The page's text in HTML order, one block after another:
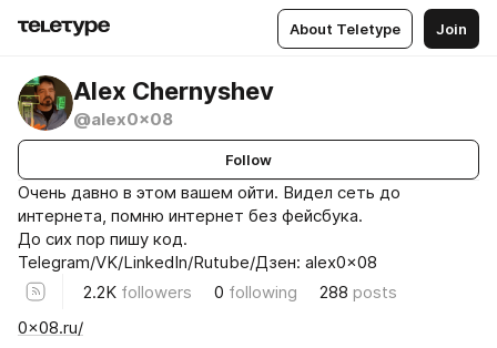
About Teletype Join
Alex Chernyshev
@alex0x08
Follow
Очень давно в этом вашем ойти. Видел сеть до
интернета, помню интернет без фейсбука.
До сих пор пишу код.
Telegram/VK/LinkedIn/Rutube/Дзен: alex0x08
2.2K followers 0 following 288 posts
0x08.ru/